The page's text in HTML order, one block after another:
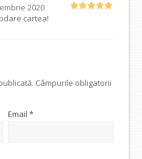
2020
cartea!
Câmpurile obligatorii
Email *